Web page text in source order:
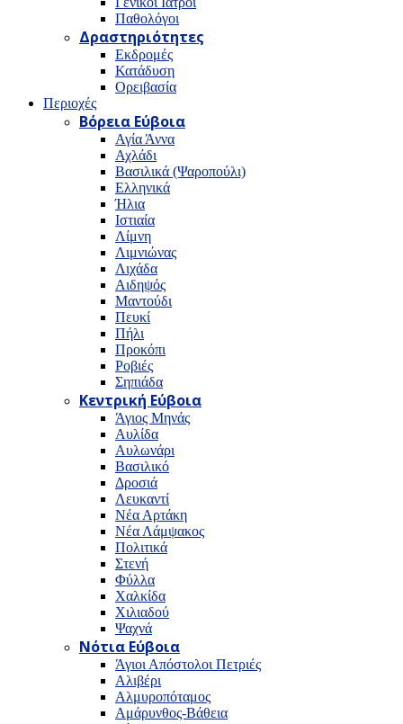
Παθολόγοι
Δραστηριότητες
Εκδρομές
Κατάδυση
Ορειβασία
Περιοχές
Βόρεια Εύβοια
Αγία Άννα
Αχλάδι
Βασιλικά (Ψαροπούλι)
Ελληνικά
Ήλια
Ιστιαία
Λίμνη
Λιμνιώνας
Λιχάδα
Αιδηψός
Μαντούδι
Πευκί
Πήλι
Προκόπι
Ροβιές
Σηπιάδα
Κεντρική Εύβοια
Άγιος Μηνάς
Αυλίδα
Αυλωνάρι
Βασιλικό
Δροσιά
Λευκαντί
Νέα Αρτάκη
Νέα Λάμψακος
Πολιτικά
Στενή
Φύλλα
Χαλκίδα
Χιλιαδού
Ψαχνά
Νότια Εύβοια
Άγιοι Απόστολοι Πετριές
Αλιβέρι
Αλμυροπόταμος
Αμάρυνθος-Βάθεια